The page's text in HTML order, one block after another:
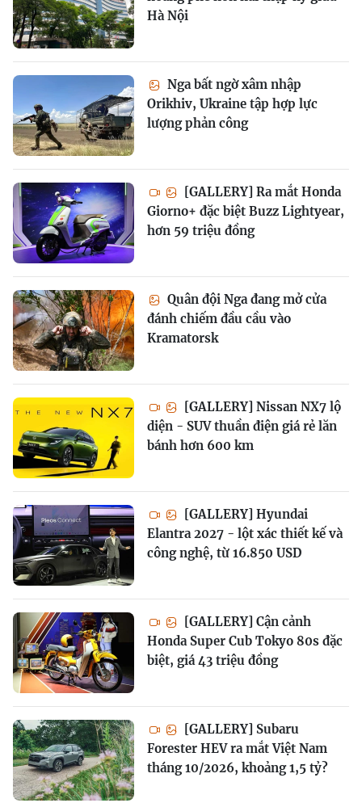
Hà Nội
Nga bất ngờ xâm nhập
Orikhiv, Ukraine tập hợp lực
lượng phản công
[GALLERY] Ra mắt Honda
Giorno+ đặc biệt Buzz Lightyear,
hơn 59 triệu đồng
Quân đội Nga đang mở cửa
đánh chiếm đầu cầu vào
Kramatorsk
[GALLERY] Nissan NX7 lộ
diện - SUV thuần điện giá rẻ lăn
bánh hơn 600 km
[GALLERY] Hyundai
Elantra 2027 - lột xác thiết kế và
công nghệ, từ 16.850 USD
[GALLERY] Cận cảnh
Honda Super Cub Tokyo 80s đặc
biệt, giá 43 triệu đồng
[GALLERY] Subaru
Forester HEV ra mắt Việt Nam
tháng 10/2026, khoảng 1,5 tỷ?